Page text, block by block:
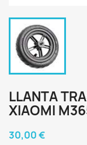
LLANTA
XIAOMI
30,00 €